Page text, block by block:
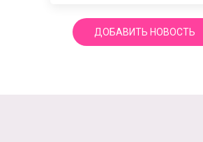
ДОБАВИТЬ НОВОСТЬ